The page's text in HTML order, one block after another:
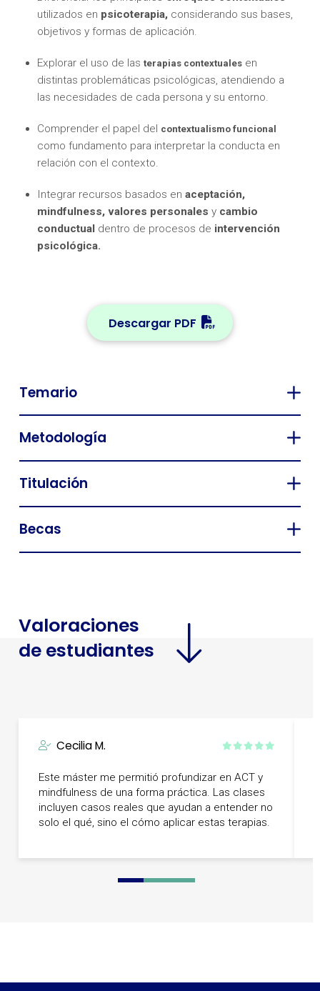
utilizados en psicoterapia, considerando sus bases,
objetivos y formas de aplicación.
Explorar el uso de lasterapias contextuales en
distintas problemáticas psicológicas, atendiendo a
las necesidades de cada persona y su entorno.
Comprender el papel del contextualismo funcional
como fundamento para interpretar la conducta en
relación con el contexto.
Integrar recursos basados enaceptación,
mindfulness, valores personales y cambio
conductual dentro de procesos de intervención
psicológica.
Descargar PDF
Temario
Metodología
Titulación
Becas
Valoraciones
de estudiantes
Cecilia M.
Este máster me permitió profundizar en ACT y
mindfulness de una forma práctica. Las clases
incluyen casos reales que ayudan a entender no
solo el qué, sino el cómo aplicar estas terapias.
0 1 2 3 4 5 6